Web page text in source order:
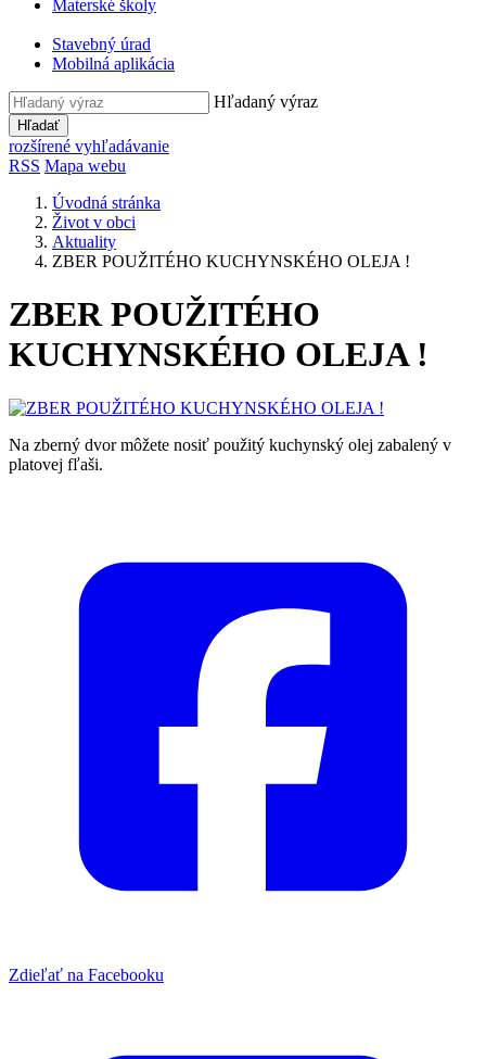
Materské školy
Stavebný úrad
Mobilná aplikácia
Hľadaný výraz
Hľadať
rozšírené vyhľadávanie
RSS Mapa webu
Úvodná stránka
Život v obci
Aktuality
ZBER POUŽITÉHO KUCHYNSKÉHO OLEJA !
ZBER POUŽITÉHO
KUCHYNSKÉHO OLEJA !
Na zberný dvor môžete nosiť použitý kuchynský olej zabalený v
platovej fľaši.
Zdieľať na Facebooku